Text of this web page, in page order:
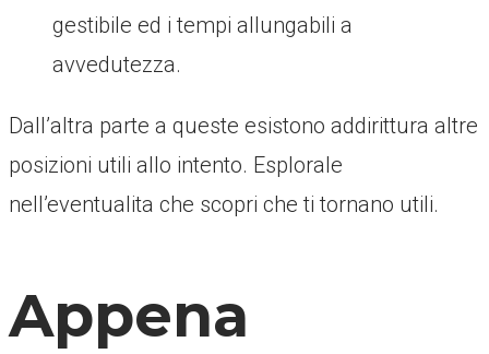
gestibile ed i tempi allungabili a
avvedutezza.
Dall’altra parte a queste esistono addirittura altre
posizioni utili allo intento. Esplorale
nell’eventualita che scopri che ti tornano utili.
Appena